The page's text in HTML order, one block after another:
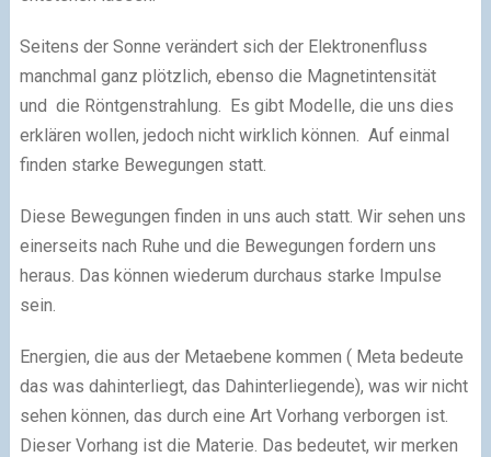
Seitens der Sonne verändert sich der Elektronenfluss
manchmal ganz plötzlich, ebenso die Magnetintensität
und die Röntgenstrahlung. Es gibt Modelle, die uns dies
erklären wollen, jedoch nicht wirklich können. Auf einmal
finden starke Bewegungen statt.
Diese Bewegungen finden in uns auch statt. Wir sehen uns
einerseits nach Ruhe und die Bewegungen fordern uns
heraus. Das können wiederum durchaus starke Impulse
sein.
Energien, die aus der Metaebene kommen ( Meta bedeute
das was dahinterliegt, das Dahinterliegende), was wir nicht
sehen können, das durch eine Art Vorhang verborgen ist.
Dieser Vorhang ist die Materie. Das bedeutet, wir merken